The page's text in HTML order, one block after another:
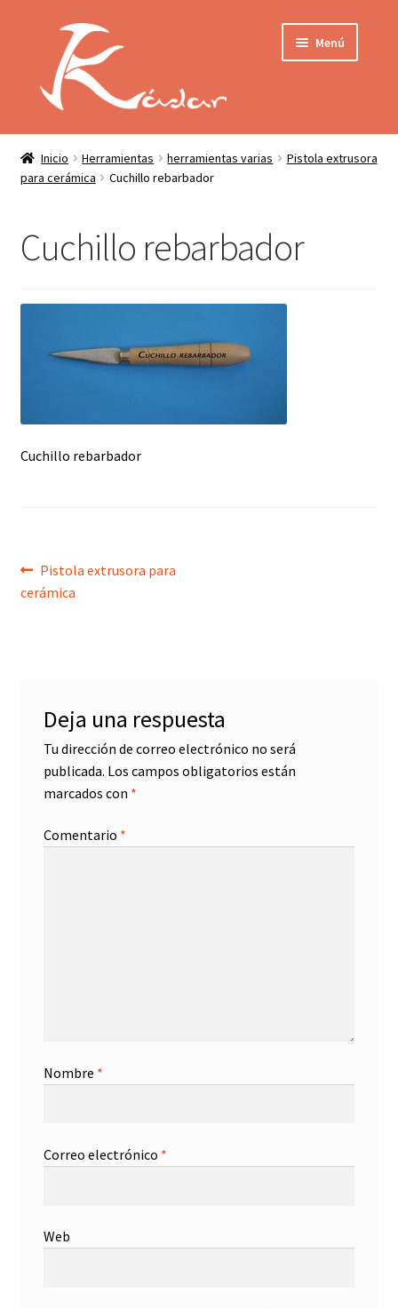
navegación
contenido
Menú
Mi cuenta
Localización
INICIO
QUIENES SOMOS
PRODUCTOS
Inicio Herramientas herramientas varias
Pistola extrusora
para cerámica
Cuchillo rebarbador
Cuchillo rebarbador
Cuchillo rebarbador
Navegación
de
Anterior:
Pistola extrusora para
cerámica
Deja una respuesta
Tu dirección de correo electrónico no será
publicada. Los campos obligatorios están
marcados con *
Comentario *
Nombre *
Correo electrónico *
Web